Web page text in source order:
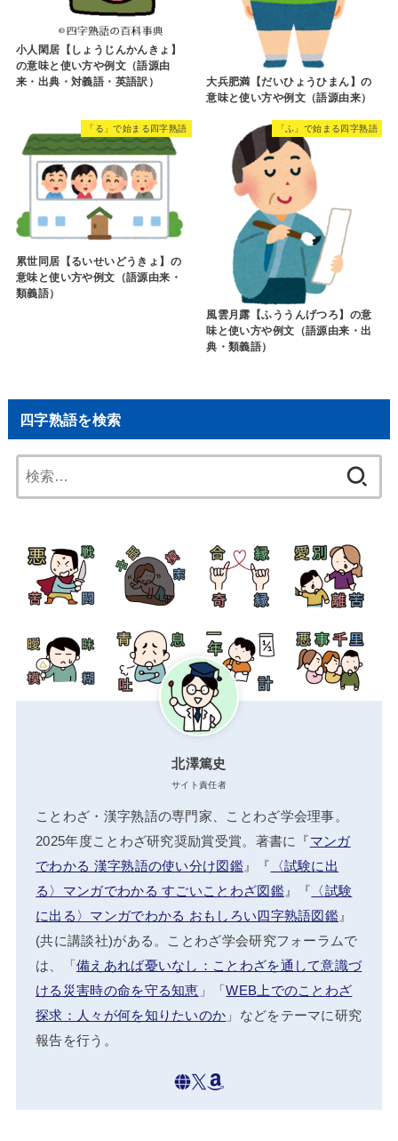
小人閑居【しょうじんかんきょ】
の意味と使い方や例文（語源由
来・出典・対義語・英語訳）
大兵肥満【だいひょうひまん】の
意味と使い方や例文（語源由来）
「る」で始まる四字熟語
累世同居【るいせいどうきょ】の
意味と使い方や例文（語源由来・
類義語）
「ふ」で始まる四字熟語
風雲月露【ふううんげつろ】の意
味と使い方や例文（語源由来・出
典・類義語）
四字熟語を検索
索:
北澤篤史
サイト責任者
ことわざ・漢字熟語の専門家、ことわざ学会理事。
2025年度ことわざ研究奨励賞受賞。著書に『マンガ
でわかる 漢字熟語の使い分け図鑑』『 〈試験に出
る〉マンガでわかる すごいことわざ図鑑』『 〈試験
に出る〉マンガでわかる おもしろい四字熟語図鑑 』
(共に講談社)がある。ことわざ学会研究フォーラムで
は、「備えあれば憂いなし：ことわざを通して意識づ
ける災害時の命を守る知恵 」「WEB上でのことわざ
探求：人々が何を知りたいのか 」などをテーマに研究
報告を行う。